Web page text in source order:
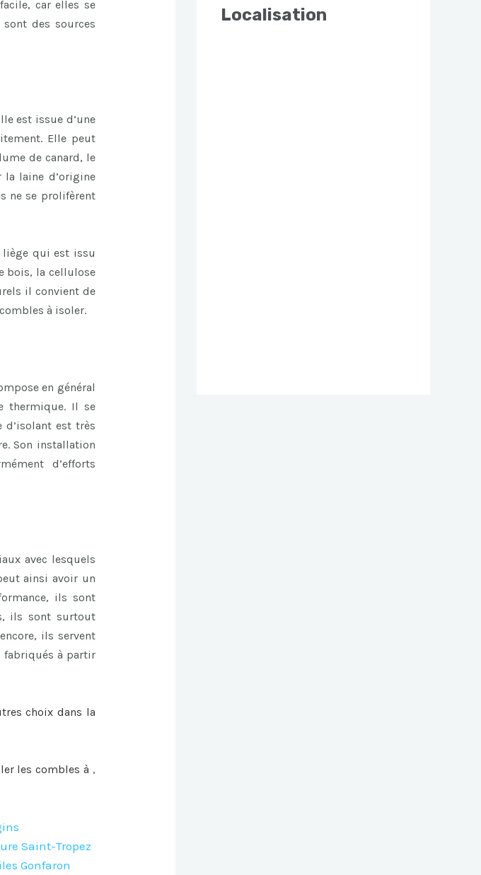
car elles se
des sources
est issue d’une
Elle peut
de canard, le
la laine d’origine
ne se prolifèrent
liège qui est issu
bois, la cellulose
il convient de
à isoler.
en général
thermique. Il se
d’isolant est très
Son installation
d’efforts
avec lesquels
ainsi avoir un
ils sont
ils sont surtout
ils servent
fabriqués à partir
choix dans la
les combles à ,
Saint-Tropez
Gonfaron
Localisation